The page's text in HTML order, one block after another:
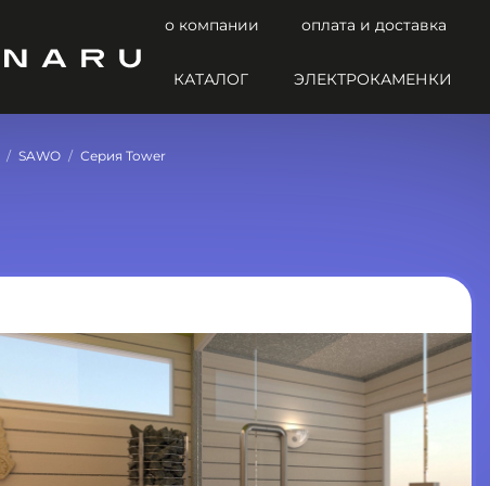
о компании оплата и доставка
КАТАЛОГ ЭЛЕКТРОКАМЕНКИ
SAWO Серия Tower